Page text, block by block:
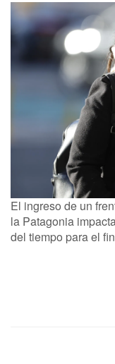
El ingreso de un
la Patagonia
del tiempo para el